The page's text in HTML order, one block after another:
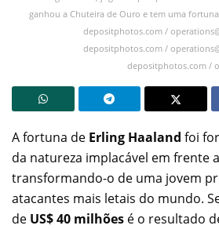
ganhou a Chuteira de Ouro e tem uma
depositphotos.com /
depositphotos.com /
depositphotos.com /
A fortuna de Erling Haaland foi
da natureza implacável em frente
transformando-o de uma jovem
atacantes mais letais do mundo.
de US$ 40 milhões é o resultado